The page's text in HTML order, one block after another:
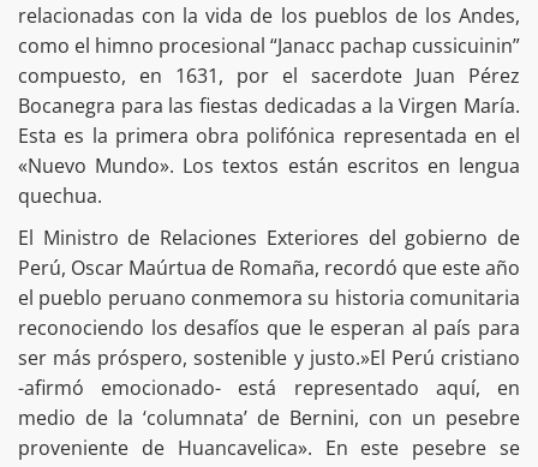
relacionadas con la vida de los pueblos de los Andes,
como el himno procesional “Janacc pachap cussicuinin”
compuesto, en 1631, por el sacerdote Juan Pérez
Bocanegra para las fiestas dedicadas a la Virgen María.
Esta es la primera obra polifónica representada en el
«Nuevo Mundo». Los textos están escritos en lengua
quechua.
El Ministro de Relaciones Exteriores del gobierno de
Perú, Oscar Maúrtua de Romaña, recordó que este año
el pueblo peruano conmemora su historia comunitaria
reconociendo los desafíos que le esperan al país para
ser más próspero, sostenible y justo.»El Perú cristiano
-afirmó emocionado- está representado aquí, en
medio de la ‘columnata’ de Bernini, con un pesebre
proveniente de Huancavelica». En este pesebre se